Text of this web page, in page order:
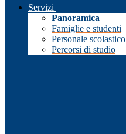
Servizi
Panoramica
Famiglie e studenti
Personale scolastico
Percorsi di studio